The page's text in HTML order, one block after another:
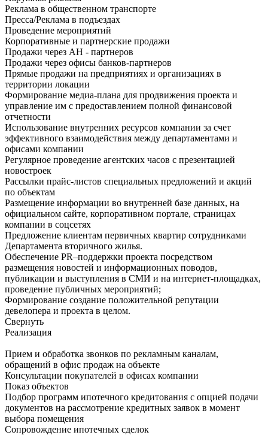
Реклама в общественном транспорте
Пресса/Реклама в подъездах
Проведение мероприятий
Корпоративные и партнерские продажи
Продажи через АН - партнеров
Продажи через офисы банков-партнеров
Прямые продажи на предприятиях и организациях в
территории локации
Формирование медиа-плана для продвижения проекта и
управление им с предоставлением полной финансовой
отчетности
Использование внутренних ресурсов компании за счет
эффективного взаимодействия между департаментами и
офисами компании
Регулярное проведение агентских часов с презентацией
новостроек
Рассылки прайс-листов специальных предложений и акций
по объектам
Размещение информации во внутренней базе данных, на
официальном сайте, корпоративном портале, страницах
компании в соцсетях
Предложение клиентам первичных квартир сотрудниками
Департамента вторичного жилья.
Обеспечение PR–поддержки проекта посредством
размещения новостей и информационных поводов,
публикации и выступления в СМИ и на интернет-площадках,
проведение публичных мероприятий;
Формирование создание положительной репутации
девелопера и проекта в целом.
Свернуть
Реализация
Прием и обработка звонков по рекламным каналам,
обращений в офис продаж на объекте
Консультации покупателей в офисах компании
Показ объектов
Подбор программ ипотечного кредитования с опцией подачи
документов на рассмотрение кредитных заявок в момент
выбора помещения
Сопровождение ипотечных сделок